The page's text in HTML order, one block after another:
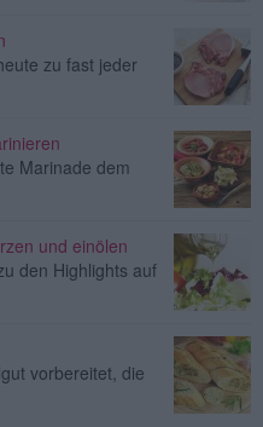
zu fast jeder
Marinade dem
und einölen
den Highlights auf
vorbereitet, die